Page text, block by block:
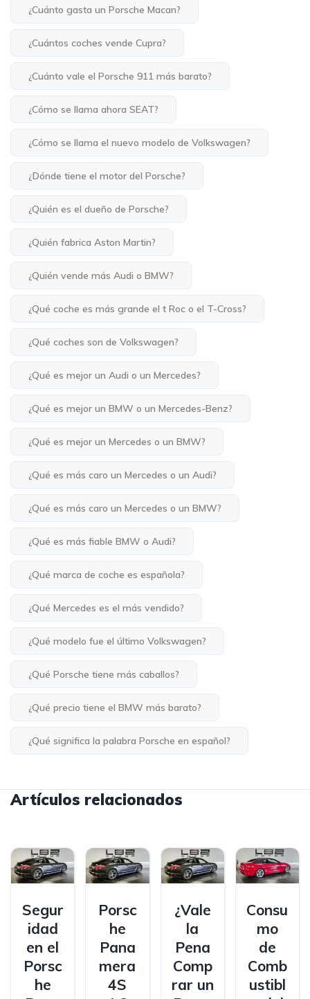
¿Cuánto gasta un Porsche Macan?
¿Cuántos coches vende Cupra?
¿Cuánto vale el Porsche 911 más barato?
¿Cómo se llama ahora SEAT?
¿Cómo se llama el nuevo modelo de Volkswagen?
¿Dónde tiene el motor del Porsche?
¿Quién es el dueño de Porsche?
¿Quién fabrica Aston Martin?
¿Quién vende más Audi o BMW?
¿Qué coche es más grande el t Roc o el T-Cross?
¿Qué coches son de Volkswagen?
¿Qué es mejor un Audi o un Mercedes?
¿Qué es mejor un BMW o un Mercedes-Benz?
¿Qué es mejor un Mercedes o un BMW?
¿Qué es más caro un Mercedes o un Audi?
¿Qué es más caro un Mercedes o un BMW?
¿Qué es más fiable BMW o Audi?
¿Qué marca de coche es española?
¿Qué Mercedes es el más vendido?
¿Qué modelo fue el último Volkswagen?
¿Qué Porsche tiene más caballos?
¿Qué precio tiene el BMW más barato?
¿Qué significa la palabra Porsche en español?
Artículos relacionados
Segur
idad
en el
Porsc
he
Porsc
he
Pana
mera
4S
¿Vale
la
Pena
Comp
rar un
Consu
mo
de
Comb
ustibl